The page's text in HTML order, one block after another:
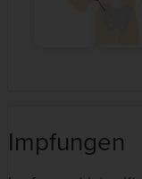
Impfungen